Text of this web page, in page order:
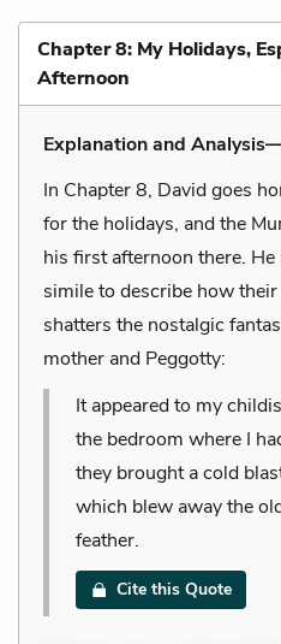
Chapter 8: My Holidays,
Afternoon
Explanation and
In Chapter 8, David goes
for the holidays, and the
his first afternoon there.
simile to describe how
shatters the nostalgic
mother and Peggotty:
It appeared to my
the bedroom where I
they brought a cold
which blew away the
feather.
Cite this Quote